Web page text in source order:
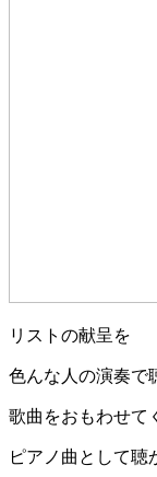
リストの献呈を
色んな人の演奏で
歌曲をおもわせて
ピアノ曲として聴